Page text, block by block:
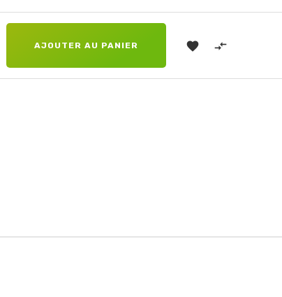
AJOUTER AU PANIER  